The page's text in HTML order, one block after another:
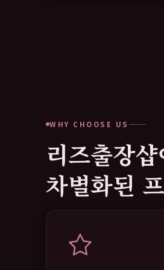
WHY CHOOSE US
리즈출장
차별화된